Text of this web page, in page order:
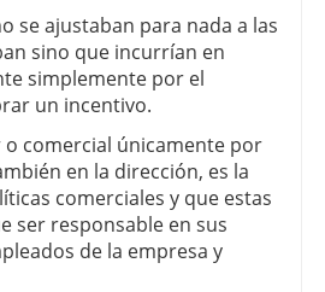
se ajustaban para nada a las
sino que incurrían en
simplemente por el
un incentivo.
o comercial únicamente por
en la dirección, es la
comerciales y que estas
ser responsable en sus
de la empresa y